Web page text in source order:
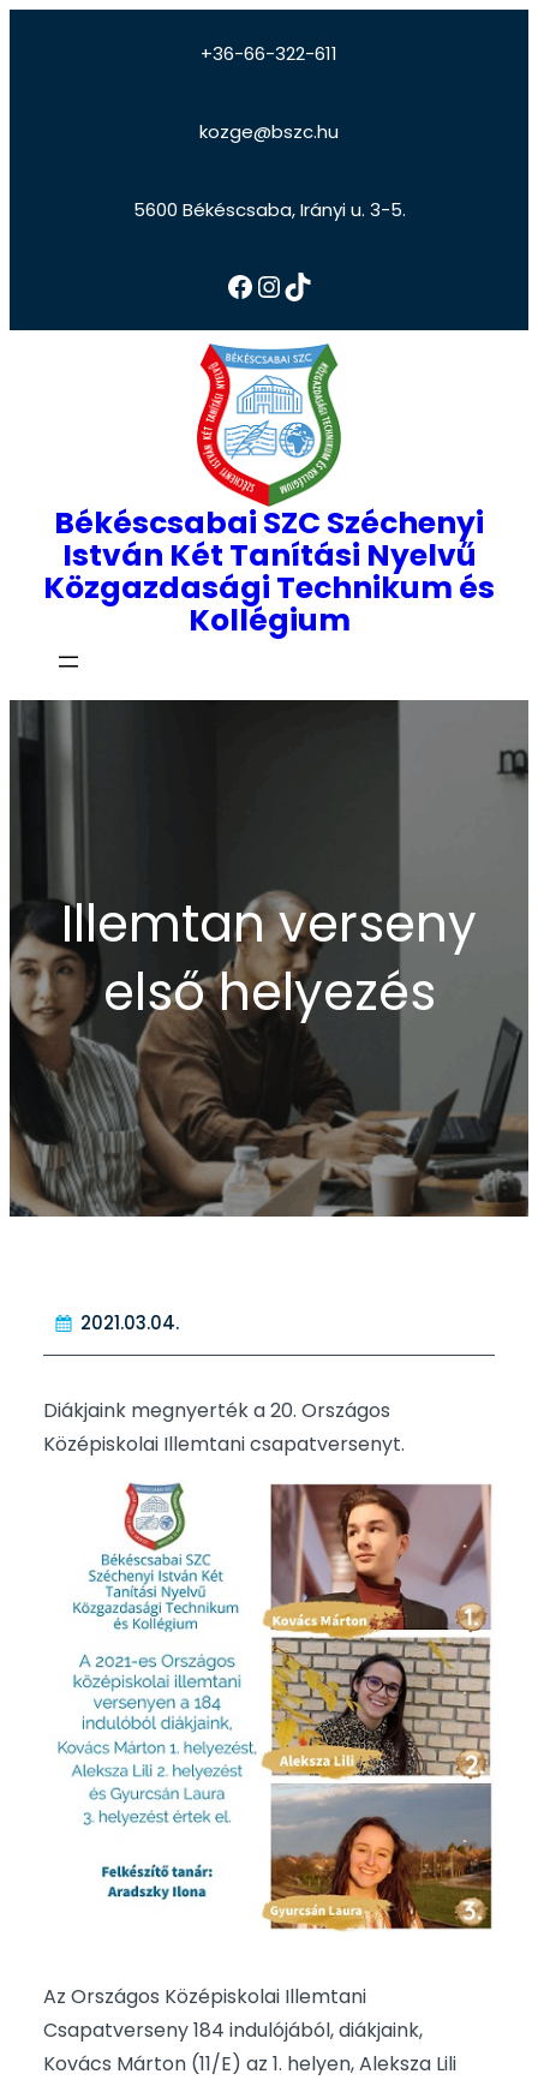
+36-66-322-611
kozge@bszc.hu
5600 Békéscsaba, Irányi u. 3-5.
Békéscsabai SZC Széchenyi
István Két Tanítási Nyelvű
Közgazdasági Technikum és
Kollégium
Illemtan verseny
első helyezés
2021.03.04.
Diákjaink megnyerték a 20. Országos
Középiskolai Illemtani csapatversenyt.
Az Országos Középiskolai Illemtani
Csapatverseny 184 indulójából, diákjaink,
Kovács Márton (11/E) az 1. helyen, Aleksza Lili